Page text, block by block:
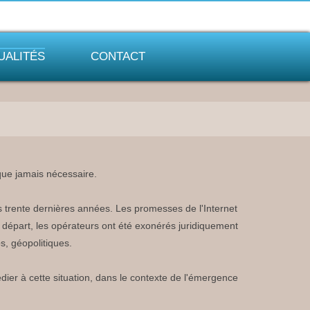
CONTACT
jamais nécessaire.
dernières années. Les promesses de l'Internet
les opérateurs ont été exonérés juridiquement
géopolitiques.
à cette situation, dans le contexte de l'émergence